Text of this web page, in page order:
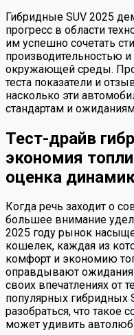
Гибридные SUV 2025
прогресс в области
им успешно сочетать
производительностью
окружающей среды.
теста показатели и
насколько эти
стандартам и
Тест-драйв
экономия
оценка
Когда речь заходит о
большее внимание
2025 году рынок
кошелек, каждая из
комфорт и экономию
оправдывают
своих впечатлениях от
популярных гибридных
разобраться, что такое
может удивить